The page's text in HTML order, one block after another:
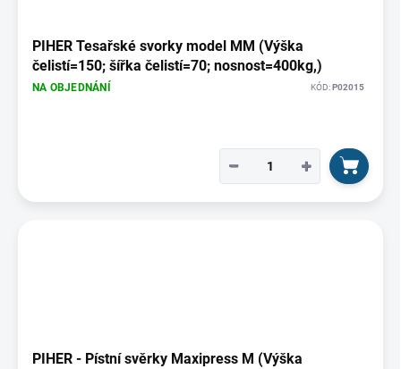
PIHER Tesařské svorky model MM (Výška
čelistí=150; šířka čelistí=70; nosnost=400kg,)
NA OBJEDNÁNÍ KÓD:P02015
+
−
PIHER - Pístní svěrky Maxipress M (Výška